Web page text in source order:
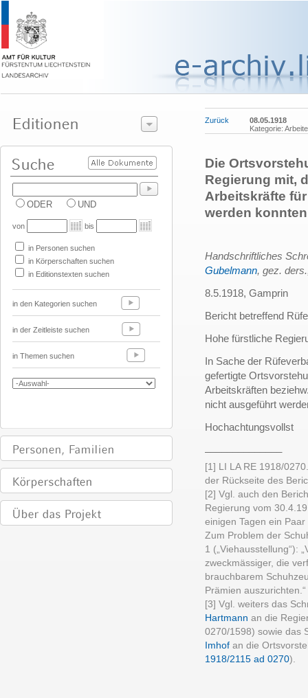
ODER UND
von bis
in Personen suchen
in Körperschaften suchen
in Editionstexten suchen
in den Kategorien suchen
in der Zeitleiste suchen
in Themen suchen
Zurück
08.05.1918
Kategorie:
Die
Regierung mit,
Arbeitskräfte
werden konnten
Handschriftliches
Gubelmann, gez.
8.5.1918, Gamprin
Bericht betreffend
Hohe fürstliche
In Sache der
gefertigte
Arbeitskräften
nicht ausgeführt
Hochachtungsvollst
[1] LI LA RE 1918/
der Rückseite des
[2] Vgl. auch den
Regierung vom
einigen Tagen ein
Zum Problem der
1 („Viehausstellung“):
zweckmässiger, die
brauchbarem
Prämien auszurichten.“
[3] Vgl. weiters das
Hartmann an die
0270/1598) sowie das
Imhof an die
1918/2115 ad 0270).